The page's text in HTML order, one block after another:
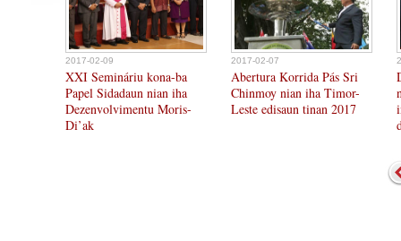
2017-02-09
XXI Semináriu kona-ba
Papel Sidadaun nian iha
Dezenvolvimentu Moris-
Di’ak
2017-02-07
Abertura Korrida Pás Sri
Chinmoy nian iha Timor-
Leste edisaun tinan 2017